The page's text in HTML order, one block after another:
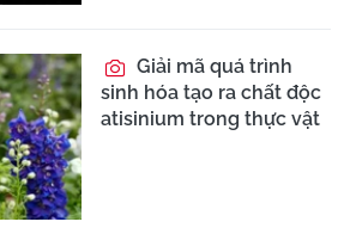
Giải mã quá trình
sinh hóa tạo ra chất độc
atisinium trong thực vật